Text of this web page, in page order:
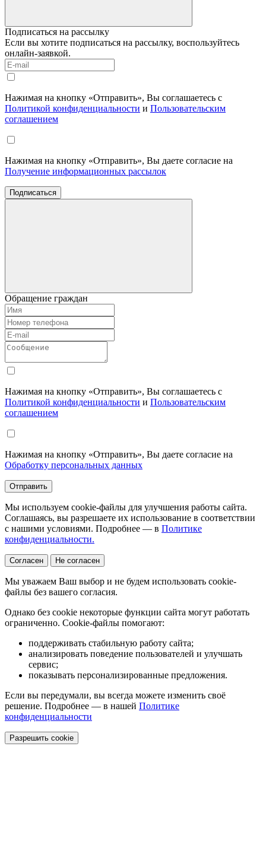
Подписаться на рассылку
Если вы хотите подписаться на рассылку, воспользуйтесь
онлайн-заявкой.
Нажимая на кнопку «Отправить», Вы соглашаетесь с
Политикой конфиденциальности и Пользовательским
соглашением
Нажимая на кнопку «Отправить», Вы даете согласие на
Получение информационных рассылок
Подписаться
Обращение граждан
Нажимая на кнопку «Отправить», Вы соглашаетесь с
Политикой конфиденциальности и Пользовательским
соглашением
Нажимая на кнопку «Отправить», Вы даете согласие на
Обработку персональных данных
Отправить
Мы используем cookie-файлы для улучшения работы сайта.
Соглашаясь, вы разрешаете их использование в соответствии
с нашими условиями. Подробнее — в Политике
конфиденциальности.
Согласен Не согласен
Мы уважаем Ваш выбор и не будем использовать cookie-
файлы без вашего согласия.
Однако без cookie некоторые функции сайта могут работать
ограниченно. Cookie-файлы помогают:
поддерживать стабильную работу сайта;
анализировать поведение пользователей и улучшать
сервис;
показывать персонализированные предложения.
Если вы передумали, вы всегда можете изменить своё
решение. Подробнее — в нашей Политике
конфиденциальности
Разрешить cookie